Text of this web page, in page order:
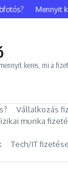
Mennyit
keres, mi a
Vállalkozás
munka
Tech/IT